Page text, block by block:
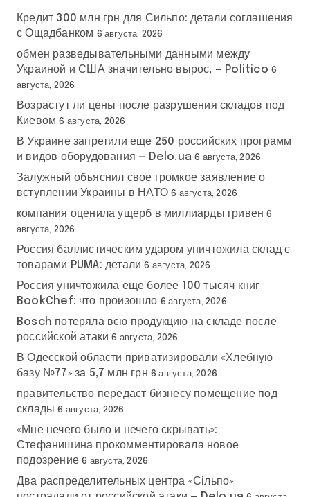
Кредит 300 млн грн для Сильпо: детали соглашения
с Ощадбанком 6 августа, 2026
обмен разведывательными данными между
Украиной и США значительно вырос, — Politico 6
августа, 2026
Возрастут ли цены после разрушения складов под
Киевом 6 августа, 2026
В Украине запретили еще 250 российских программ
и видов оборудования — Delo.ua 6 августа, 2026
Залужный объяснил свое громкое заявление о
вступлении Украины в НАТО 6 августа, 2026
компания оценила ущерб в миллиарды гривен 6
августа, 2026
Россия баллистическим ударом уничтожила склад с
товарами PUMA: детали 6 августа, 2026
Россия уничтожила еще более 100 тысяч книг
BookChef: что произошло 6 августа, 2026
Bosch потеряла всю продукцию на складе после
российской атаки 6 августа, 2026
В Одесской области приватизировали «Хлебную
базу №77» за 5,7 млн грн 6 августа, 2026
правительство передаст бизнесу помещение под
склады 6 августа, 2026
«Мне нечего было и нечего скрывать»:
Стефанишина прокомментировала новое
подозрение 6 августа, 2026
Два распределительных центра «Сільпо»